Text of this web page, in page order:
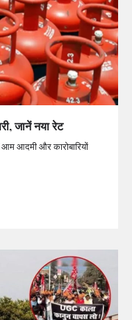
जानें नया रेट
आदमी और कारोबारियों